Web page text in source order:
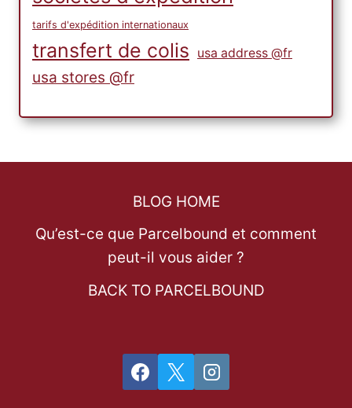
tarifs d'expédition internationaux
transfert de colis usa address @fr
usa stores @fr
BLOG HOME
Qu’est-ce que Parcelbound et comment
peut-il vous aider ?
BACK TO PARCELBOUND